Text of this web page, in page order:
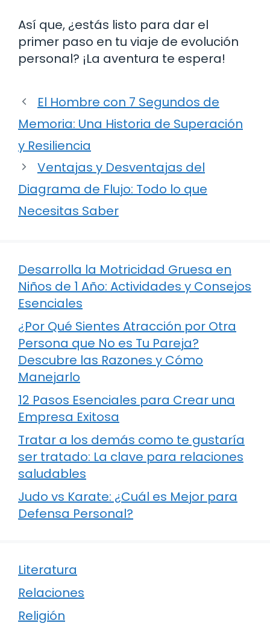
Así que, ¿estás listo para dar el
primer paso en tu viaje de evolución
personal? ¡La aventura te espera!
El Hombre con 7 Segundos de
Memoria: Una Historia de Superación
y Resiliencia
Ventajas y Desventajas del
Diagrama de Flujo: Todo lo que
Necesitas Saber
Desarrolla la Motricidad Gruesa en
Niños de 1 Año: Actividades y Consejos
Esenciales
¿Por Qué Sientes Atracción por Otra
Persona que No es Tu Pareja?
Descubre las Razones y Cómo
Manejarlo
12 Pasos Esenciales para Crear una
Empresa Exitosa
Tratar a los demás como te gustaría
ser tratado: La clave para relaciones
saludables
Judo vs Karate: ¿Cuál es Mejor para
Defensa Personal?
Literatura
Relaciones
Religión